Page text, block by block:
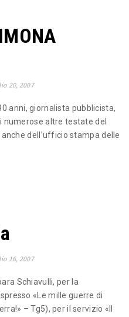
20, 2007
anni, giornalista pubblicista,
altre testate del
dell’ufficio stampa delle
16, 2007
Schiavulli, per la
«Le mille guerre di
– Tg5), per il servizio «Il